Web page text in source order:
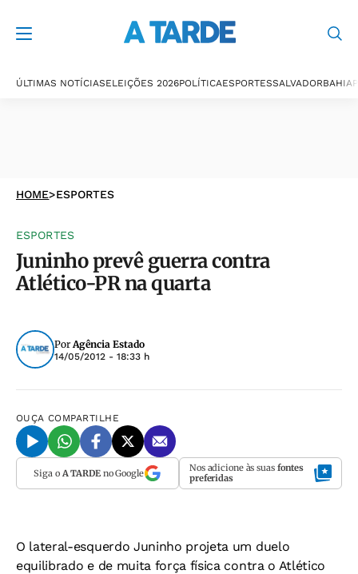
ÚLTIMAS NOTÍCIASELEIÇÕES 2026POLÍTICAESPORTESSALVADORBAHIA
HOME>ESPORTES
ESPORTES
Juninho prevê guerra contra
Atlético-PR na quarta
PorAgência Estado
14/05/2012 - 18:33 h
OUÇA COMPARTILHE
Siga o A TARDEno Google Nos adicione às suas fontes
preferidas
O lateral-esquerdo Juninho projeta um duelo
equilibrado e de muita força física contra o Atlético